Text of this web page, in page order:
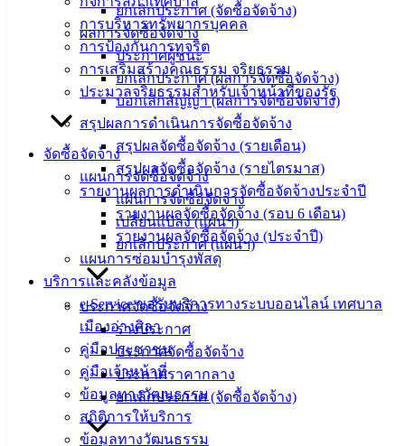
ยกเลิกประกาศ (จัดซื้อจัดจ้าง)
ผลการจัดซื้อจัดจ้าง
ประกาศผู้ชนะ
ยกเลิกประกาศ (ผลการจัดซื้อจัดจ้าง)
บอกเลิกสัญญา (ผลการจัดซื้อจัดจ้าง)
สรุปผลการดำเนินการจัดซื้อจัดจ้าง
สรุปผลจัดซื้อจัดจ้าง (รายเดือน)
สรุปผลจัดซื้อจัดจ้าง (รายไตรมาส)
รายงานผลการดำเนินการจัดซื้อจัดจ้างประจำปี
รายงานผลจัดซื้อจัดจ้าง (รอบ 6 เดือน)
รายงานผลจัดซื้อจัดจ้าง (ประจำปี)
แผนการซ่อมบำรุงพัสดุ
บริการและคลังข้อมูล
e-Service ขอรับบริการทางระบบออนไลน์ เทศบาล
เมืองอ่างศิลา
คู่มือประชาชน
คู่มือเจ้าหน้าที่
ข้อมูลทางวัฒนธรรม
สถิติการให้บริการ
ข้อมูลทางวัฒนธรรม
การบริหารทรัพยากรบุคคล
การป้องกันการทุจริต
การเสริมสร้างคุณธรรม จริยธรรม
ประมวลจริยธรรมสำหรับเจ้าหน้าที่ของรัฐ
จัดซื้อจัดจ้าง
แผนการจัดซื้อจัดจ้าง
แผนการจัดซื้อจัดจ้าง
เปลี่ยนแปลง (แผนฯ)
ยกเลิกประกาศ (แผนฯ)
ประกาศจัดซื้อจัดจ้าง
ร่างประกาศ
ประกาศจัดซื้อจัดจ้าง
ประกาศราคากลาง
ยกเลิกประกาศ (จัดซื้อจัดจ้าง)
angsilacity.go.th | Powered byBuuscript